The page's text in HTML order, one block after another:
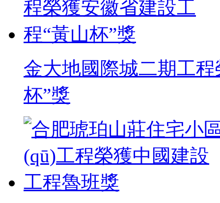
金大地國際城二期工
杯”獎